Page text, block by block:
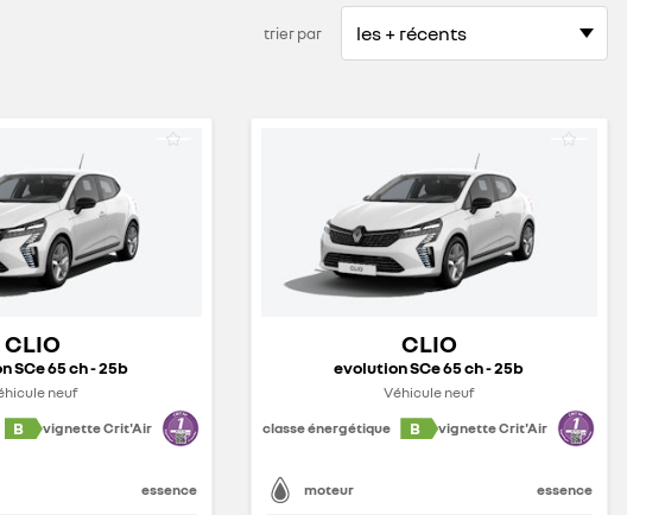
trier par
CLIO
SCe 65 ch - 25b
neuf
B vignette Crit'Air
essence
CLIO
evolution SCe 65 ch - 25b
Véhicule neuf
classe énergétique
B vignette Crit'Air
moteur essence